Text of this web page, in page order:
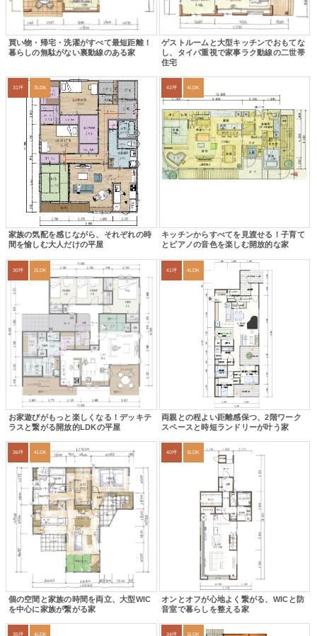
買い物・帰宅・洗濯がすべて最短距離！
暮らしの無駄がない裏動線のある家
ゲストルームと大型キッチンでおもてな
し、タイパ重視で家事ラク動線の二世帯
住宅
31坪 3LDK
家族の気配を感じながら、それぞれの時
間を愉しむ大人だけの平屋
42坪 4LDK
キッチンからすべてを見渡せる！子育て
とピアノの音色を楽しむ開放的な家
30坪 2LDK
お家遊びがもっと楽しくなる！デッキテ
ラスと繋がる開放的LDKの平屋
41坪 4LDK
両親との程よい距離感保つ、2階ワーク
スペースと時短ランドリーが叶う家
36坪 4LDK
個の空間と家族の時間を両立、大型WIC
を中心に家族が繋がる家
40坪 3LDK
オンとオフが心地よく繋がる、WICと防
音室で暮らしを整える家
35坪 4LDK 34坪 3LDK